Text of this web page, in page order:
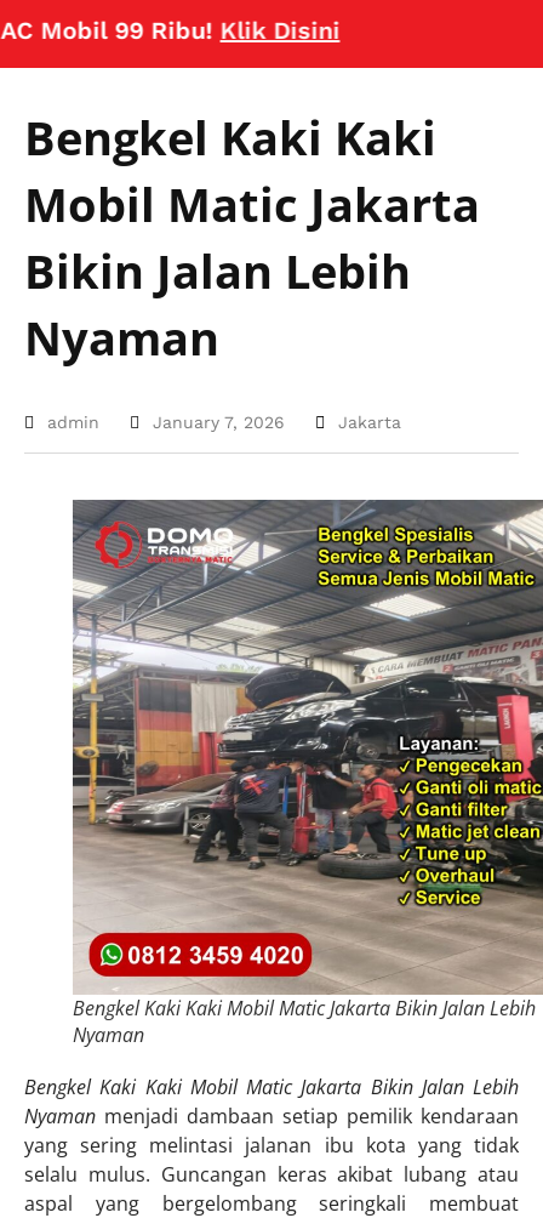
99 Ribu!Klik Disini
Bengkel Kaki Kaki
Mobil Matic Jakarta
Bikin Jalan Lebih
Nyaman
admin January 7, 2026 Jakarta
Bengkel Kaki Kaki Mobil Matic Jakarta Bikin Jalan Lebih
Nyaman
Bengkel Kaki Kaki Mobil Matic Jakarta Bikin Jalan Lebih
Nyaman menjadi dambaan setiap pemilik kendaraan
yang sering melintasi jalanan ibu kota yang tidak
selalu mulus. Guncangan keras akibat lubang atau
aspal yang bergelombang seringkali membuat